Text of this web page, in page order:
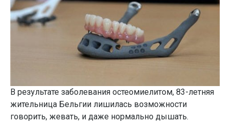
В результате заболевания остеомиелитом, 83-летняя
жительница Бельгии лишилась возможности
говорить, жевать, и даже нормально дышать.